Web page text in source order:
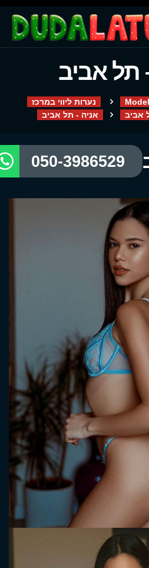
תל אביב
נערות ליווי במרכז
אביב
אניה - תל אביב
050-3986529